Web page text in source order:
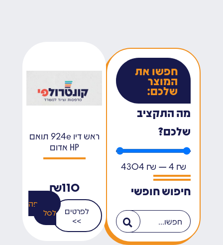
חפשו את
המוצר
שלכם:
מה התקציב
שלכם?
₪
4
—
₪
4304
חיפוש חופשי
ראש דיו 924e תואם
HP אדום
₪110
לפרטים
>>
הוספה
לסל